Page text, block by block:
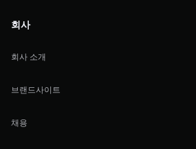
회사
회사 소개
브랜드사이트
채용